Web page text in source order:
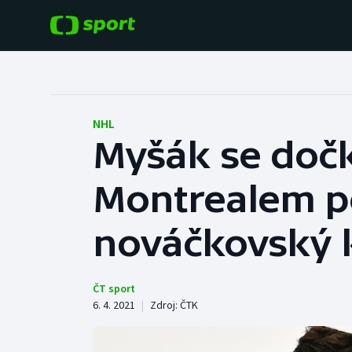
Hokej
Tenis
Baseball a softbal
Basketbal
Biatlon
NHL
Myšák se
Montrealem
nováčkovský
ČT sport
6. 4. 2021 | Zdroj: ČTK